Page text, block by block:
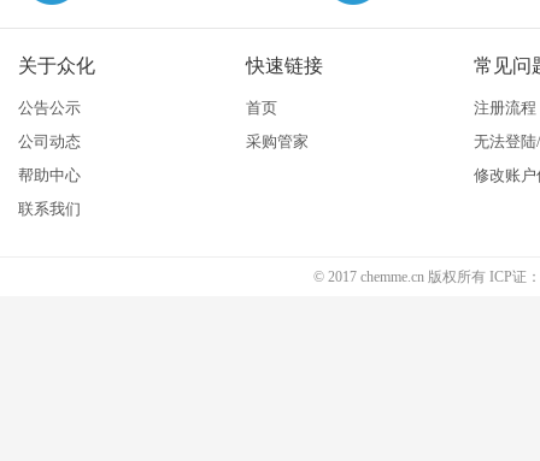
关于众化
公告公示
公司动态
帮助中心
联系我们
快速链接
首页
采购管家
常见问
注册流程
无法登
修改账户
© 2017 chemme.cn 版权所有 ICP证：